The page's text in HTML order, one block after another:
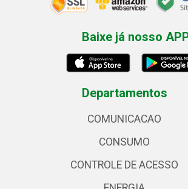
Baixe já nosso
Departamentos
COMUNICACAO
CONSUMO
CONTROLE DE ACESSO